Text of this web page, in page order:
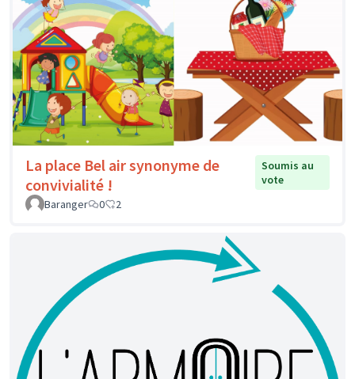
La place Bel air synonyme de
convivialité !
Soumis au
vote
Baranger
0 2